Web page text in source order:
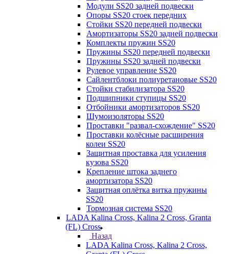
Модули SS20 задней подвески
Опоры SS20 стоек передних
Стойки SS20 передней подвески
Амортизаторы SS20 задней подвески
Комплекты пружин SS20
Пружины SS20 передней подвески
Пружины SS20 задней подвески
Рулевое управление SS20
Сайлентблоки полиуретановые SS20
Стойки стабилизатора SS20
Подшипники ступицы SS20
Отбойники амортизаторов SS20
Шумоизоляторы SS20
Проставки "развал-схождение" SS20
Проставки колёсные расширения
колеи SS20
Защитная проставка для усиления
кузова SS20
Крепление штока заднего
амортизатора SS20
Защитная оплётка витка пружины
SS20
Тормозная система SS20
LADA Kalina Cross, Kalina 2 Cross, Granta
(FL) Cross
Назад
LADA Kalina Cross, Kalina 2 Cross,